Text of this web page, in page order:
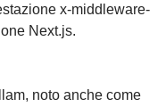
x-middleware-
Next.js.
noto anche come